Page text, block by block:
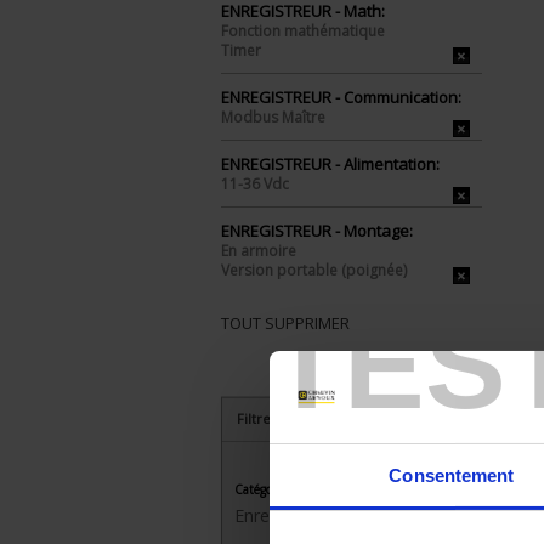
Consentement
ENREGISTREUR - Math:
Fonction mathématique
Timer
ENREGISTREUR - Communication:
Modbus Maître
ENREGISTREUR - Alimentation:
11-36 Vdc
ENREGISTREUR - Montage:
En armoire
Version portable (poignée)
TOUT SUPPRIMER
Filtrer les produits par critères
Catégorie
Enregistreurs sans papier